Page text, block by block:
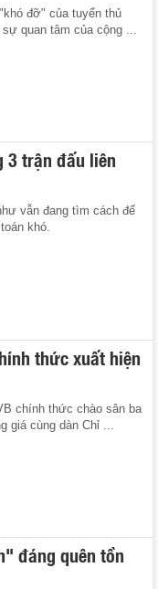
đỡ" của tuyển thủ
quan tâm của cộng ...
3 trận đấu liên
vẫn đang tìm cách để
khó.
thức xuất hiện
chính thức chào sân ba
giá cùng dàn Chỉ ...
đáng quên tồn